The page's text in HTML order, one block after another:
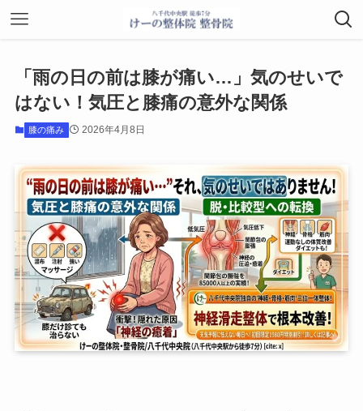
「雨の日の前は膝が痛い…」気のせいで
はない！気圧と膝痛の意外な関係
膝の痛み 2026年4月8日